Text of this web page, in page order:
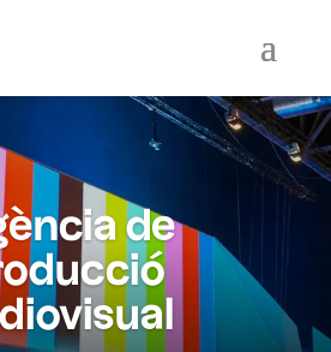
de